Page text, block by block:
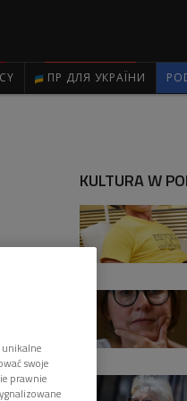
ПР ДЛЯ УКРАЇНИ
KULTURA W
swoje
prawnie